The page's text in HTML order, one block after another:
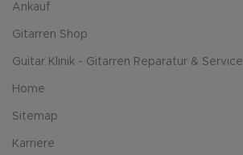
Ankauf
Gitarren Shop
Guitar Klinik - Gitarren Reparatur & Service
Home
Sitemap
Karriere